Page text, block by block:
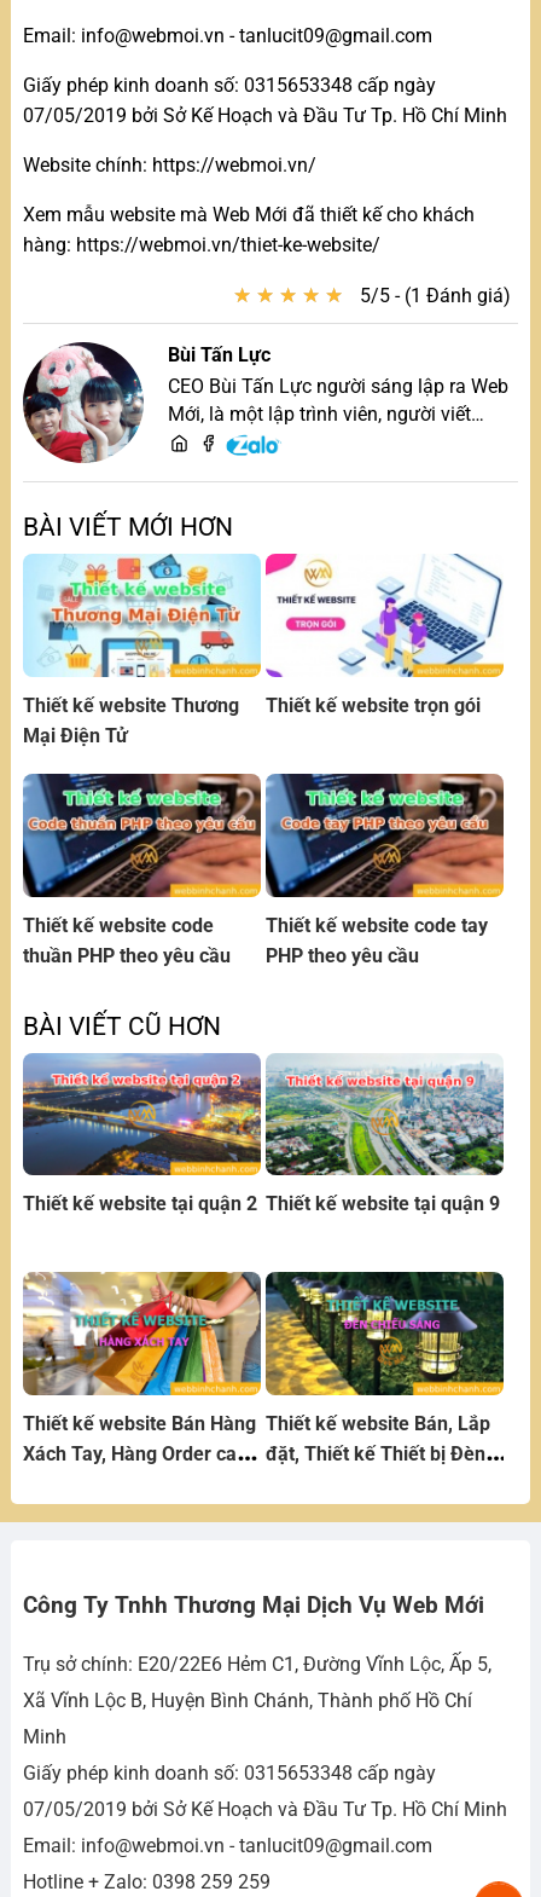
Email: info@webmoi.vn - tanlucit09@gmail.com
Giấy phép kinh doanh số: 0315653348 cấp ngày
07/05/2019 bởi Sở Kế Hoạch và Đầu Tư Tp. Hồ Chí Minh
Website chính: https://webmoi.vn/
Xem mẫu website mà Web Mới đã thiết kế cho khách
hàng: https://webmoi.vn/thiet-ke-website/
★ ★ ★ ★ ★
★ ★ ★ ★ ★ 5/5 - (1 Đánh giá)
Bùi Tấn Lực
CEO Bùi Tấn Lực người sáng lập ra Web
Mới, là một lập trình viên, người viết
content, chuyên tư vấn các vấn đề về
BÀI VIẾT MỚI HƠN
Thiết kế website Thương
Mại Điện Tử
Thiết kế website trọn gói
Thiết kế website code
thuần PHP theo yêu cầu
Thiết kế website code tay
PHP theo yêu cầu
BÀI VIẾT CŨ HƠN
Thiết kế website tại quận 2 Thiết kế website tại quận 9
Thiết kế website Bán Hàng
Xách Tay, Hàng Order cao
Thiết kế website Bán, Lắp
đặt, Thiết kế Thiết bị Đèn
Công Ty Tnhh Thương Mại Dịch Vụ Web Mới
Trụ sở chính: E20/22E6 Hẻm C1, Đường Vĩnh Lộc, Ấp 5,
Xã Vĩnh Lộc B, Huyện Bình Chánh, Thành phố Hồ Chí
Minh
Giấy phép kinh doanh số: 0315653348 cấp ngày
07/05/2019 bởi Sở Kế Hoạch và Đầu Tư Tp. Hồ Chí Minh
Email: info@webmoi.vn - tanlucit09@gmail.com
Hotline + Zalo: 0398 259 259